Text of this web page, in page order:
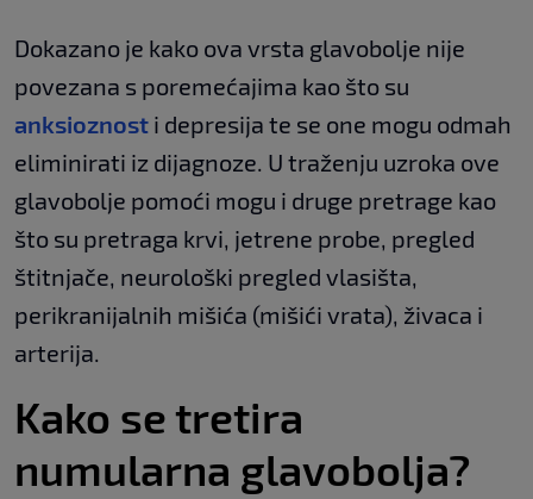
Dokazano je kako ova vrsta glavobolje nije
povezana s poremećajima kao što su
anksioznost i depresija te se one mogu odmah
eliminirati iz dijagnoze. U traženju uzroka ove
glavobolje pomoći mogu i druge pretrage kao
što su pretraga krvi, jetrene probe, pregled
štitnjače, neurološki pregled vlasišta,
perikranijalnih mišića (mišići vrata), živaca i
arterija.
Kako se tretira
numularna glavobolja?